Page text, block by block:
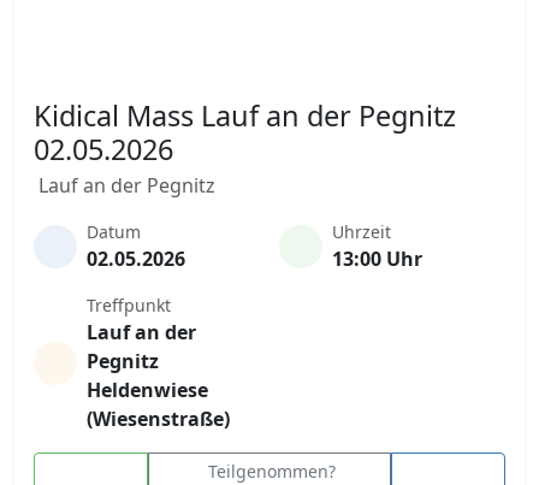
Kidical Mass Lauf an der Pegnitz
02.05.2026
Lauf an der Pegnitz
Datum
02.05.2026
Uhrzeit
13:00 Uhr
Treffpunkt
Lauf an der
Pegnitz
Heldenwiese
(Wiesenstraße)
Teilgenommen?